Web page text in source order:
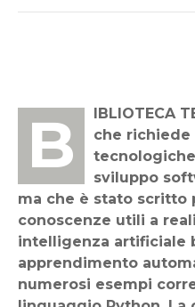
BIBLIOTECA TECNOLOGICA - Un libro
che richiede
sviluppo
ma che è stato
conoscenze utili a
intelligenza artificiale
apprendimento
numerosi esempi